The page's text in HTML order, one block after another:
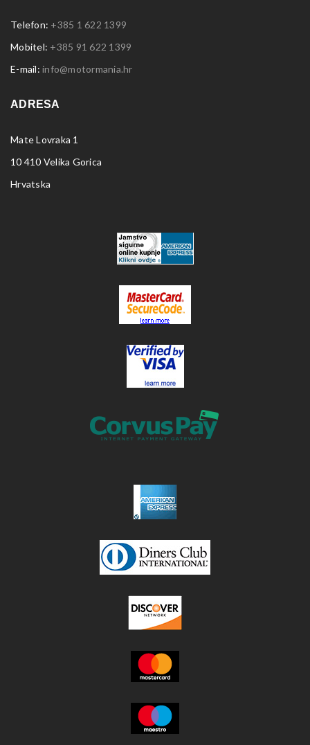
Telefon: +385 1 622 1399
Mobitel: +385 91 622 1399
E-mail: info@motormania.hr
ADRESA
Mate Lovraka 1
10 410 Velika Gorica
Hrvatska